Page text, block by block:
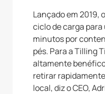
Lançado em 2019, o
ciclo de carga para
minutos por
pés. Para a Tilling
altamente
retirar
local, diz o CEO,